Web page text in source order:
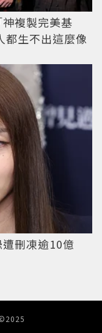
複製完美基
都生不出這麼像
遭刪凍逾10億